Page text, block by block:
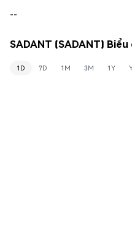
--
SADANT (SADANT)
1D 7D 1M 3M 1Y